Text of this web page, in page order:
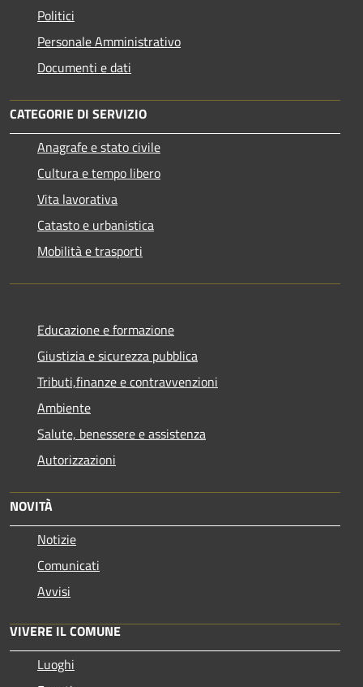
Politici
Personale Amministrativo
Documenti e dati
CATEGORIE DI SERVIZIO
Anagrafe e stato civile
Cultura e tempo libero
Vita lavorativa
Catasto e urbanistica
Mobilità e trasporti
Educazione e formazione
Giustizia e sicurezza pubblica
Tributi,finanze e contravvenzioni
Ambiente
Salute, benessere e assistenza
Autorizzazioni
NOVITÀ
Notizie
Comunicati
Avvisi
VIVERE IL COMUNE
Luoghi